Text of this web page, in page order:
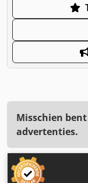
Misschien
advertenties.